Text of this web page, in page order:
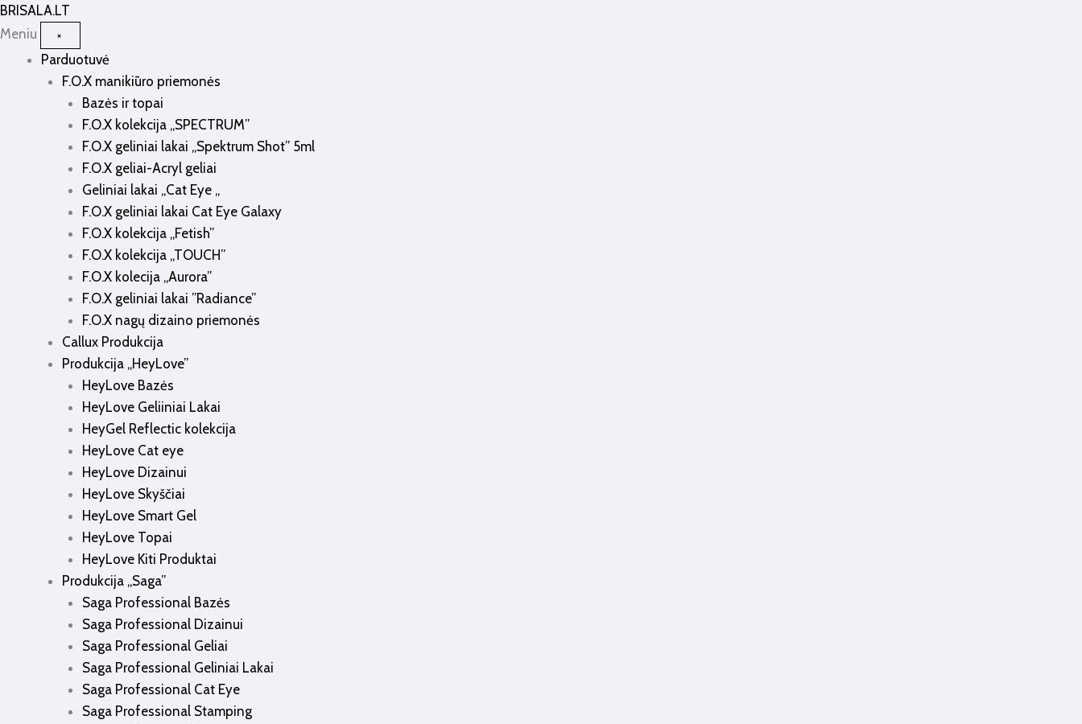
BRISALA.LT
Meniu
×
Parduotuvė
F.O.X manikiūro priemonės
Bazės ir topai
F.O.X kolekcija „SPECTRUM”
F.O.X geliniai lakai „Spektrum Shot” 5ml
F.O.X geliai-Acryl geliai
Geliniai lakai „Cat Eye „
F.O.X geliniai lakai Cat Eye Galaxy
F.O.X kolekcija „Fetish”
F.O.X kolekcija „TOUCH”
F.O.X kolecija „Aurora”
F.O.X geliniai lakai ”Radiance”
F.O.X nagų dizaino priemonės
Callux Produkcija
Produkcija „HeyLove”
HeyLove Bazės
HeyLove Geliiniai Lakai
HeyGel Reflectic kolekcija
HeyLove Cat eye
HeyLove Dizainui
HeyLove Skyščiai
HeyLove Smart Gel
HeyLove Topai
HeyLove Kiti Produktai
Produkcija „Saga”
Saga Professional Bazės
Saga Professional Dizainui
Saga Professional Geliai
Saga Professional Geliniai Lakai
Saga Professional Cat Eye
Saga Professional Stamping
Pereiti
prie